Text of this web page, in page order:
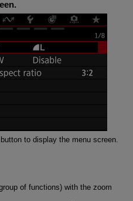
button to display the menu screen.
of functions) with the zoom